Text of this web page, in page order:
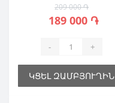
209 000 ֏
189 000 ֏
- +
ԿՑԵԼ ԶԱՄԲՅՈՒՂԻՆ